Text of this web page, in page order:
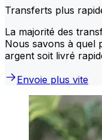
Transferts plus
La majorité des
Nous savons à quel
argent soit livré
Envoie plus vite